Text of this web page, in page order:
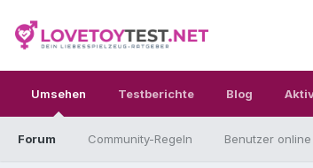
Umsehen
Forum Community-Regeln Benutzer online
Testberichte Blog